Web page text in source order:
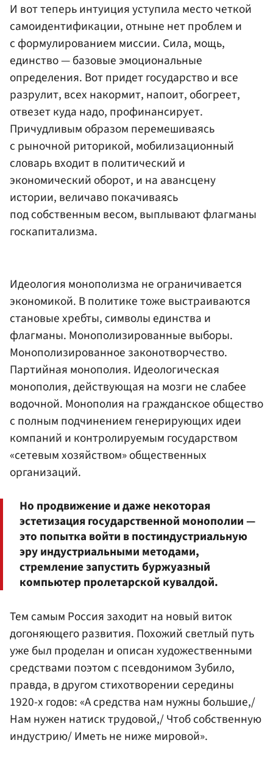
И вот теперь интуиция уступила место четкой
самоидентификации, отныне нет проблем и
с формулированием миссии. Сила, мощь,
единство — базовые эмоциональные
определения. Вот придет государство и все
разрулит, всех накормит, напоит, обогреет,
отвезет куда надо, профинансирует.
Причудливым образом перемешиваясь
с рыночной риторикой, мобилизационный
словарь входит в политический и
экономический оборот, и на авансцену
истории, величаво покачиваясь
под собственным весом, выплывают флагманы
госкапитализма.
Идеология монополизма не ограничивается
экономикой. В политике тоже выстраиваются
становые хребты, символы единства и
флагманы. Монополизированные выборы.
Монополизированное законотворчество.
Партийная монополия. Идеологическая
монополия, действующая на мозги не слабее
водочной. Монополия на гражданское общество
с полным подчинением генерирующих идеи
компаний и контролируемым государством
«сетевым хозяйством» общественных
организаций.
Но продвижение и даже некоторая
эстетизация государственной монополии —
это попытка войти в постиндустриальную
эру индустриальными методами,
стремление запустить буржуазный
компьютер пролетарской кувалдой.
Тем самым Россия заходит на новый виток
догоняющего развития. Похожий светлый путь
уже был проделан и описан художественными
средствами поэтом с псевдонимом Зубило,
правда, в другом стихотворении середины
1920-х годов: «А средства нам нужны большие,/
Нам нужен натиск трудовой,/ Чтоб собственную
индустрию/ Иметь не ниже мировой».